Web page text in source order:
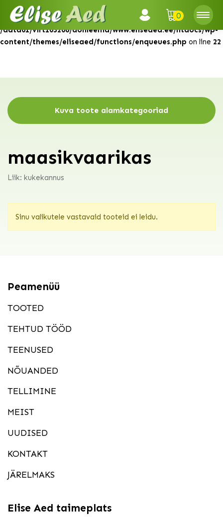
Warning: Attempt to read property "ID" on null in
/data01/virt103206/domeenid/www.eliseaed.ee/htdocs/wp-
content/themes/eliseaed/functions/enqueues.php on line 22
0
Kuva toote alamkategooriad
maasikvaarikas
Liik: kukekannus
Sinu valikutele vastavaid tooteid ei leidu.
Peamenüü
TOOTED
TEHTUD TÖÖD
TEENUSED
NÕUANDED
TELLIMINE
MEIST
UUDISED
KONTAKT
JÄRELMAKS
Elise Aed taimeplats